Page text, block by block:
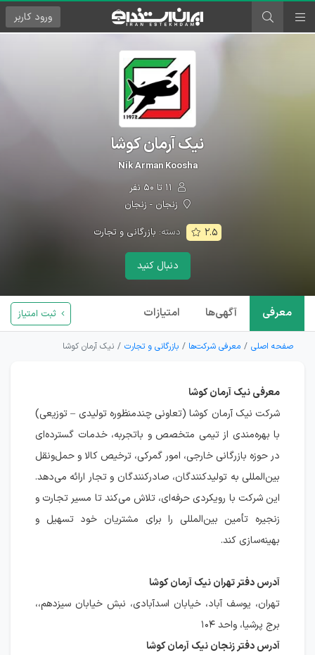
ورود کاربر
نیک آرمان کوشا
Nik Arman Koosha
زنجان - زنجان
۲.۵ دسته: بازرگانی و تجارت
دنبال کنید
معرفی آگهی‌ها امتیازات ثبت امتیاز
صفحه اصلی معرفی شرکت‌ها بازرگانی و تجارت نیک آرمان کوشا
معرفی نیک آرمان کوشا
شرکت نیک آرمان کوشا (تعاونی چندمنظوره تولیدی – توزیعی)
با بهره‌مندی از تیمی متخصص و باتجربه، خدمات گسترده‌ای
در حوزه بازرگانی خارجی، امور گمرکی، ترخیص کالا و حمل‌ونقل
بین‌المللی به تولیدکنندگان، صادرکنندگان و تجار ارائه می‌دهد.
این شرکت با رویکردی حرفه‌ای، تلاش می‌کند تا مسیر تجارت و
زنجیره تأمین بین‌المللی را برای مشتریان خود تسهیل و
بهینه‌سازی کند.
آدرس دفتر تهران نیک آرمان کوشا
تهران، یوسف آباد، خیابان اسدآبادی، نبش خیابان سیزدهم،،
برج پرشیا، واحد ۱۰۴
آدرس دفتر زنجان نیک آرمان کوشا